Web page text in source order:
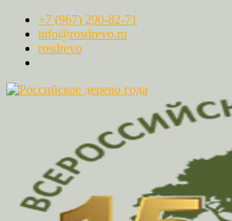
+7 (967) 290-82-71
info@rosdrevo.ru
rosdrevo